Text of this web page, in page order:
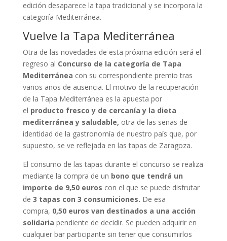
edición desaparece la tapa tradicional y se incorpora la
categoría Mediterránea.
Vuelve la Tapa Mediterránea
Otra de las novedades de esta próxima edición será el
regreso al Concurso de la categoría de Tapa
Mediterránea con su correspondiente premio tras
varios años de ausencia. El motivo de la recuperación
de la Tapa Mediterránea es la apuesta por
el producto fresco y de cercanía y la dieta
mediterránea y saludable, otra de las señas de
identidad de la gastronomía de nuestro país que, por
supuesto, se ve reflejada en las tapas de Zaragoza.
El consumo de las tapas durante el concurso se realiza
mediante la compra de un bono que tendrá un
importe de 9,50 euros con el que se puede disfrutar
de 3 tapas con 3 consumiciones. De esa
compra, 0,50 euros van destinados a una acción
solidaria pendiente de decidir. Se pueden adquirir en
cualquier bar participante sin tener que consumirlos